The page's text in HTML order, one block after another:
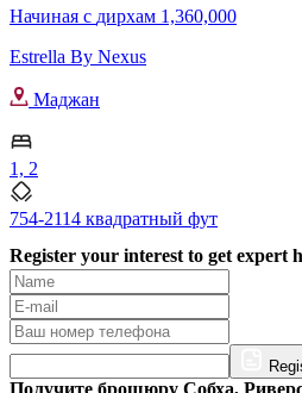
Начиная с дирхам 1,360,000
Estrella By Nexus
Маджан
1, 2
754-2114 квадратный фут
Register your interest to get expert
Получите брошюру Собха,